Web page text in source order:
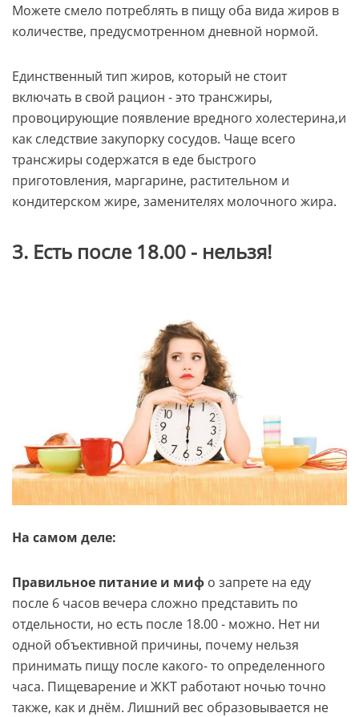
Можете смело потреблять в пищу оба вида жиров в
количестве, предусмотренном дневной нормой.
Единственный тип жиров, который не стоит
включать в свой рацион - это трансжиры,
провоцирующие появление вредного холестерина,и
как следствие закупорку сосудов. Чаще всего
трансжиры содержатся в еде быстрого
приготовления, маргарине, растительном и
кондитерском жире, заменителях молочного жира.
3. Есть после 18.00 - нельзя!
На самом деле:
Правильное питание и миф о запрете на еду
после 6 часов вечера сложно представить по
отдельности, но есть после 18.00 - можно. Нет ни
одной объективной причины, почему нельзя
принимать пищу после какого- то определенного
часа. Пищеварение и ЖКТ работают ночью точно
также, как и днём. Лишний вес образовывается не